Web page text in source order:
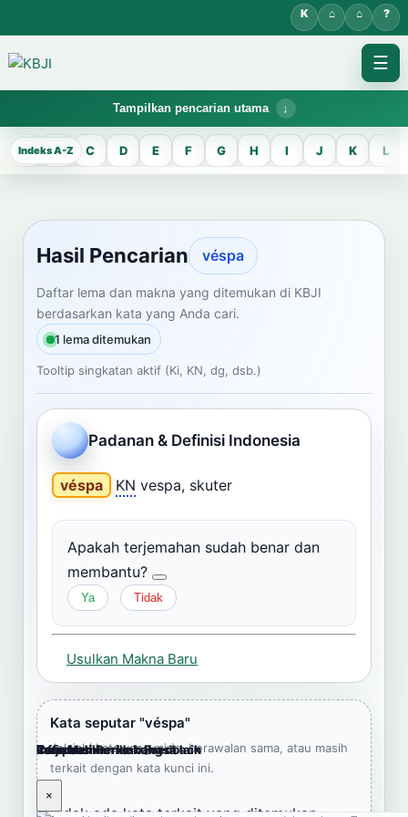
☰
Tampilkan pencarian utama
KBJI WORKSPACE
Hasil Pencarian
Temukan lema Jawa dan maknanya dalam bahasa Indonesia saat
mengelola data Kamus Bahasa Jawa-Indonesia.
CARI LEMA JAWA
Masukkan kata Jawa
Dashboard Pencarian
A B C D E F G H I J K L
Hasil Pencarian véspa
Daftar lema dan makna yang ditemukan di KBJI
berdasarkan kata yang Anda cari.
1 lema ditemukan
Tooltip singkatan aktif (Ki, KN, dg, dsb.)
Padanan & Definisi Indonesia
véspa KN vespa, skuter
Apakah terjemahan sudah benar dan
membantu?
Ya Tidak
Usulkan Makna Baru
Cara Memberikan Feedback
×
Lampiran
×
Referensi Pendukung
×
Informasi
×
Terjemahkan ke bahasa lain
×
Kata seputar "véspa"
Jelajahi kata yang mirip, berawalan sama, atau masih
terkait dengan kata kunci ini.
Tidak ada kata terkait yang ditemukan.